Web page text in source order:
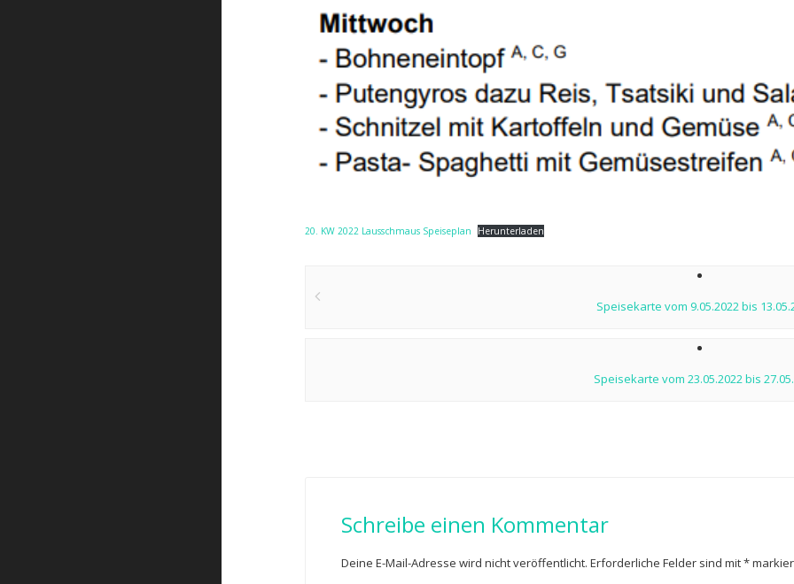
20. KW 2022 Lausschmaus Speiseplan Herunterladen
navigation
Speisekarte vom 9.05.2022 bis
Speisekarte vom 23.05.2022 bis
Schreibe einen Kommentar
Deine E-Mail-Adresse wird nicht veröffentlicht. Erforderliche Felder sind mit*